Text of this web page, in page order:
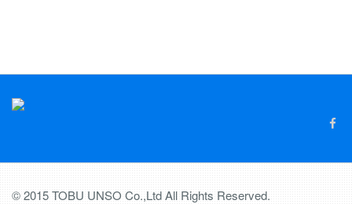
© 2015 TOBU UNSO Co.,Ltd All Rights Reserved.